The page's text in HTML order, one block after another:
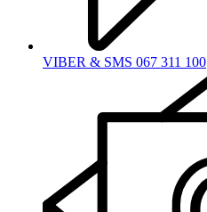
VIBER & SMS 067 311 100